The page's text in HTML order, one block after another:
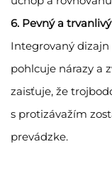
6. Pevný a
Integrovaný
pohlcuje nárazy a
zaisťuje, že
s protizávažím
prevádzke.